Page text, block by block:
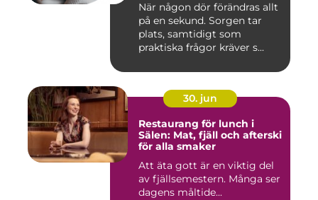
När någon dör förändras allt
på en sekund. Sorgen tar
plats, samtidigt som
praktiska frågor kräver s...
30. jun
Restaurang för lunch i
Sälen: Mat, fjäll och afterski
för alla smaker
Att äta gott är en viktig del
av fjällsemestern. Många ser
dagens måltide...